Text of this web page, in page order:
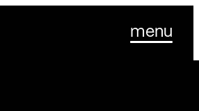
menu